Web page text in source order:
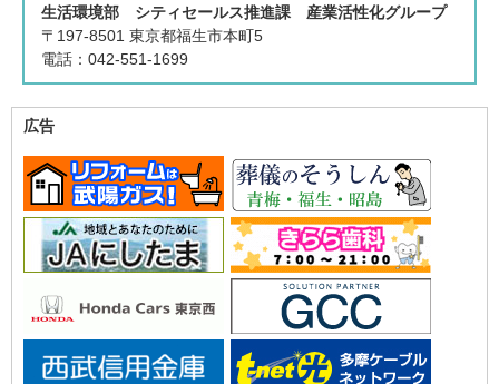
生活環境部 シティセールス推進課 産業活性化グループ
〒197-8501 東京都福生市本町5
電話：042-551-1699
広告